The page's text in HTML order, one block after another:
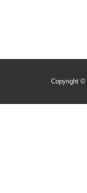
Copyright ©